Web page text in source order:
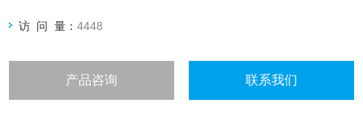
访 问 量：4448
产品咨询 联系我们